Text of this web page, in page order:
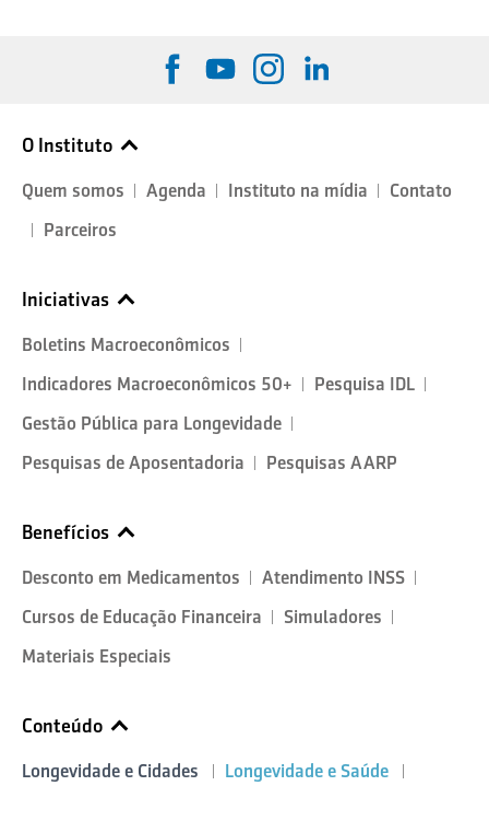
O Instituto
Quem somos Agenda Instituto na mídia
Contato
Parceiros
Iniciativas
Boletins Macroeconômicos
Indicadores Macroeconômicos 50+
Pesquisa IDL
Gestão Pública para Longevidade
Pesquisas de Aposentadoria
Pesquisas AARP
Benefícios
Desconto em Medicamentos
Atendimento INSS
Cursos de Educação Financeira
Simuladores
Materiais Especiais
Conteúdo
Longevidade e Cidades Longevidade e Saúde